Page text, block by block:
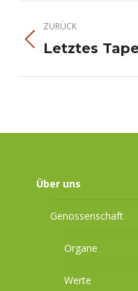
ZURÜCK
Vorheriger
Letztes
Über uns
Genossenschaft
Organe
Werte